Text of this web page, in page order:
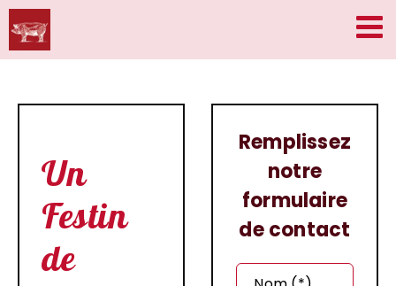
Passer
au
contenu
Un
Festin
de
Remplissez
notre
formulaire
de contact